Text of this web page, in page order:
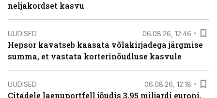
neljakordset kasvu
UUDISED 06.08.26, 12:46
Hepsor kavatseb kaasata võlakirjadega järgmise
summa, et vastata korterinõudluse kasvule
UUDISED 06.08.26, 12:18
Citadele laenuportfell jõudis 3,95 miljardi euroni,